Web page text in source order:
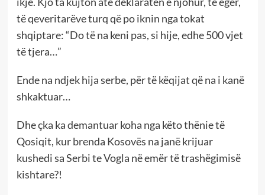
të qeveritarëve turq që po iknin nga tokat
shqiptare: “Do të na keni pas, si hije, edhe 500 vjet
të tjera…”
Ende na ndjek hija serbe, për të këqijat që na i kanë
shkaktuar…
Dhe çka ka demantuar koha nga këto thënie të
Qosiqit, kur brenda Kosovës na janë krijuar
kushedi sa Serbi te Vogla në emër të trashëgimisë
kishtare?!